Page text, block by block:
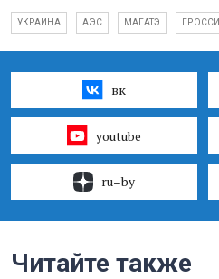
УКРАИНА АЭС МАГАТЭ ГРОССИ
вк
youtube
ru–by
Читайте также